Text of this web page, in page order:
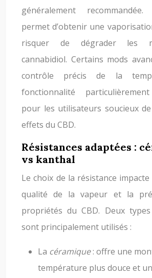
généralement
permet d’obtenir une
risquer de dégrader les
cannabidiol. Certains mods
contrôle précis de la
fonctionnalité
pour les utilisateurs soucieux
effets du CBD.
Résistances adaptées :
vs kanthal
Le choix de la résistance
qualité de la vapeur et la
propriétés du CBD. Deux
sont principalement utilisés :
La céramique: offre une
température plus douce et